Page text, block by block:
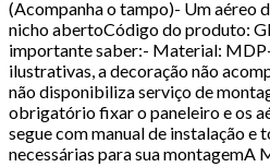
(Acompanha o tampo)- Um aéreo
nicho abertoCódigo do produto:
importante saber:- Material:
ilustrativas, a decoração não
não disponibiliza serviço de
obrigatório fixar o paneleiro e os
segue com manual de instalação e
necessárias para sua montagemA